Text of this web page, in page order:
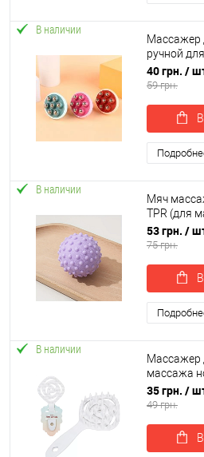
В наличии
Массажер
ручной
спины, рук
40 грн. /
59 грн.
В наличии
Мяч
TPR (для
МФР) 5см
53 грн. /
75 грн.
В наличии
Массажер
массажа
ручкой
35 грн. /
49 грн.